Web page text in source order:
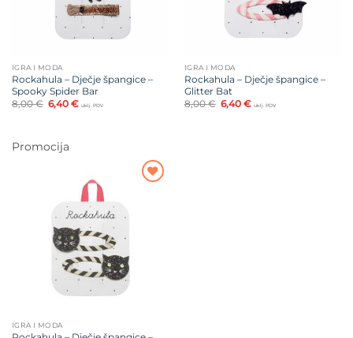
IGRA I MODA
Rockahula – Dječje špangice –
Spooky Spider Bar
8,00€ Izvorna
cijena
8,00 €.
6,40€Trenutna
uklj. PDV
IGRA I MODA
Rockahula – Dječje špangice –
Glitter Bat
8,00€ Izvorna
cijena
6,40€Trenutna
uklj. PDV
Promocija
IGRA I MODA